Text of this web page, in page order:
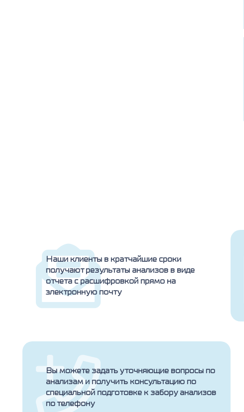
Наши клиенты в кратчайшие сроки
получают результаты анализов в виде
отчета с расшифровкой прямо на
электронную почту
Вы можете задать уточняющие вопросы по
анализам и получить консультацию по
специальной подготовке к забору анализов
по телефону